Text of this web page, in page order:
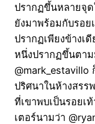
ปรากฏขึ้นหลายจุ
ยังมาพร้อมกับรอย
ปรากฏเพียงข้างเ
หนึ่งปรากฏขึ้นต
@mark_estavillo
ปริศนาในห้างสร
ที่เขาพบเป็นรอย
เตอร์นามว่า